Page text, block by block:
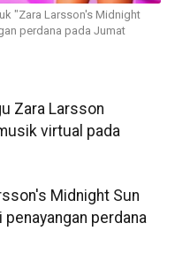
"Zara Larsson's Midnight
perdana pada Jumat
Zara Larsson
virtual pada
Midnight Sun
perdana